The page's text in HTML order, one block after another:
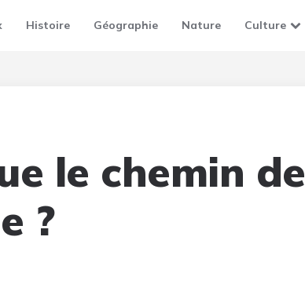
Histoire Géographie Nature Culture
le chemin de
?